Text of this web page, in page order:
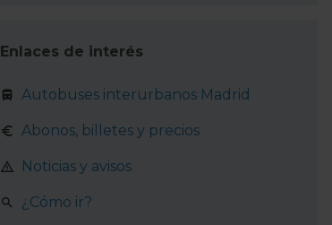
Enlaces de interés
Autobuses interurbanos Madrid
Abonos, billetes y precios
Noticias y avisos
¿Cómo ir?